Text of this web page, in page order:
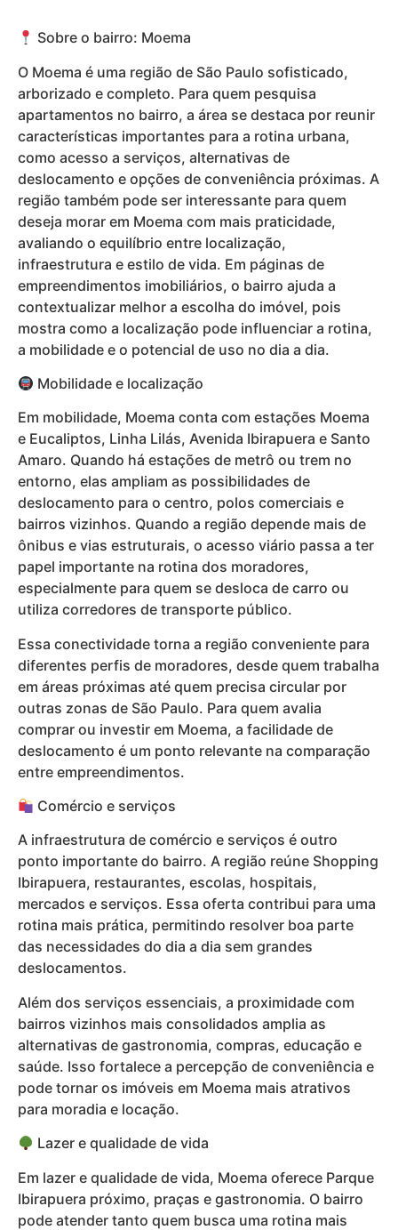
Sobre o bairro: Moema
O Moema é uma região de São Paulo sofisticado,
arborizado e completo. Para quem pesquisa
apartamentos no bairro, a área se destaca por reunir
características importantes para a rotina urbana,
como acesso a serviços, alternativas de
deslocamento e opções de conveniência próximas. A
região também pode ser interessante para quem
deseja morar em Moema com mais praticidade,
avaliando o equilíbrio entre localização,
infraestrutura e estilo de vida. Em páginas de
empreendimentos imobiliários, o bairro ajuda a
contextualizar melhor a escolha do imóvel, pois
mostra como a localização pode influenciar a rotina,
a mobilidade e o potencial de uso no dia a dia.
Mobilidade e localização
Em mobilidade, Moema conta com estações Moema
e Eucaliptos, Linha Lilás, Avenida Ibirapuera e Santo
Amaro. Quando há estações de metrô ou trem no
entorno, elas ampliam as possibilidades de
deslocamento para o centro, polos comerciais e
bairros vizinhos. Quando a região depende mais de
ônibus e vias estruturais, o acesso viário passa a ter
papel importante na rotina dos moradores,
especialmente para quem se desloca de carro ou
utiliza corredores de transporte público.
Essa conectividade torna a região conveniente para
diferentes perfis de moradores, desde quem trabalha
em áreas próximas até quem precisa circular por
outras zonas de São Paulo. Para quem avalia
comprar ou investir em Moema, a facilidade de
deslocamento é um ponto relevante na comparação
entre empreendimentos.
Comércio e serviços
A infraestrutura de comércio e serviços é outro
ponto importante do bairro. A região reúne Shopping
Ibirapuera, restaurantes, escolas, hospitais,
mercados e serviços. Essa oferta contribui para uma
rotina mais prática, permitindo resolver boa parte
das necessidades do dia a dia sem grandes
deslocamentos.
Além dos serviços essenciais, a proximidade com
bairros vizinhos mais consolidados amplia as
alternativas de gastronomia, compras, educação e
saúde. Isso fortalece a percepção de conveniência e
pode tornar os imóveis em Moema mais atrativos
para moradia e locação.
Lazer e qualidade de vida
Em lazer e qualidade de vida, Moema oferece Parque
Ibirapuera próximo, praças e gastronomia. O bairro
pode atender tanto quem busca uma rotina mais